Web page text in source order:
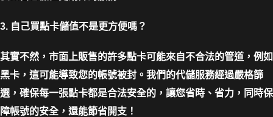
3. 自己買點卡儲值不是更方便嗎？
其實不然，市面上販售的許多點卡可能來自不合法的管道，例如
黑卡，這可能導致您的帳號被封。我們的代儲服務經過嚴格篩
選，確保每一張點卡都是合法安全的，讓您省時、省力，同時保
障帳號的安全，還能節省開支！